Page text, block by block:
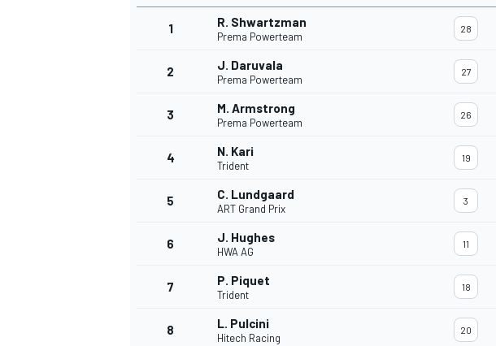
1 R. Shwartzman
Prema Powerteam
28
2 J. Daruvala
Prema Powerteam
27
3 M. Armstrong
Prema Powerteam
26
4 N. Kari
Trident
19
5 C. Lundgaard
ART Grand Prix
3
6 J. Hughes
HWA AG
11
7 P. Piquet
Trident
18
8 L. Pulcini
Hitech Racing
20